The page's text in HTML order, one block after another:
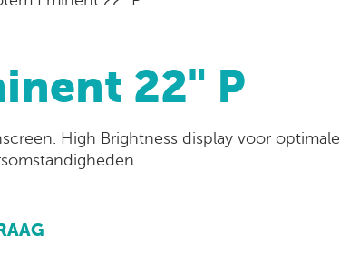
22" P
High Brightness display voor optimale